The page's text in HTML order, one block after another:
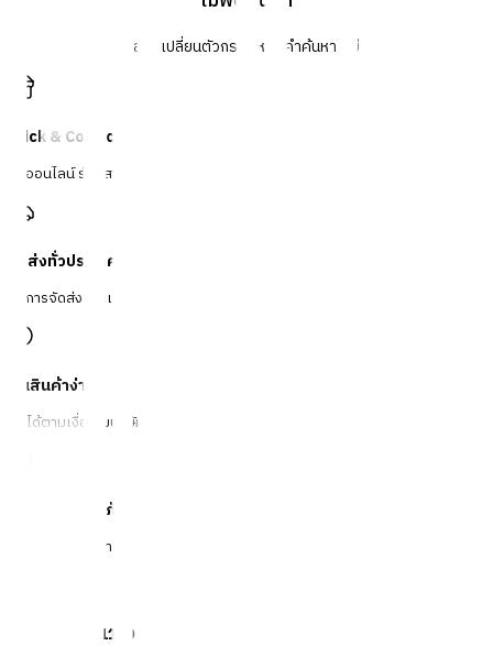
ลองเปลี่ยนตัวกรองหรือคำค้นหาใหม่
Click & Collect
สั่งออนไลน์ รับที่สาขา
จัดส่งทั่วประเทศ
บริการจัดส่งรวดเร็ว
คืนสินค้าง่าย
คืนได้ตามเงื่อนไขบริษัท
ชำระเงินปลอดภัย
หลากหลายช่องทาง
Call Center 1160